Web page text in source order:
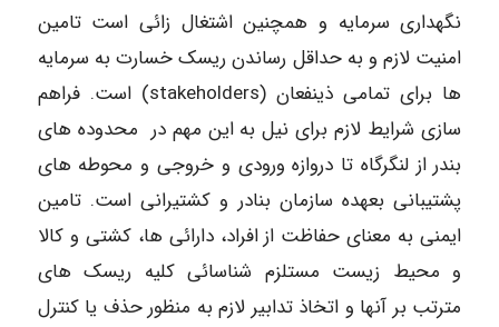
نگهداری سرمایه و همچنین اشتغال زائی است تامین
امنیت لازم و به حداقل رساندن ریسک خسارت به سرمایه
ها برای تمامی ذینفعان (stakeholders) است. فراهم
سازی شرایط لازم برای نیل به این مهم در محدوده های
بندر از لنگرگاه تا دروازه ورودی و خروجی و محوطه های
پشتیبانی بعهده سازمان بنادر و کشتیرانی است. تامین
ایمنی به معنای حفاظت از افراد، دارائی ها، کشتی و کالا
و محیط زیست مستلزم شناسائی کلیه ریسک های
مترتب بر آنها و اتخاذ تدابیر لازم به منظور حذف یا کنترل